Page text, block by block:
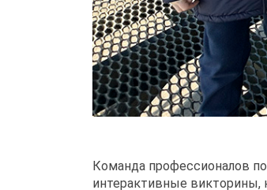
Команда профессионалов
интерактивные викторины,